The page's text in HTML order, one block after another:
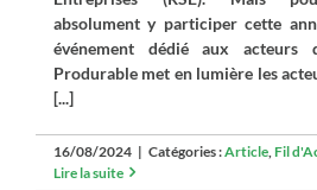
absolument y participer cette
événement dédié aux acteurs
Produrable met en lumière les
[...]
16/08/2024 | Catégories :Article Fil
Lire la suite